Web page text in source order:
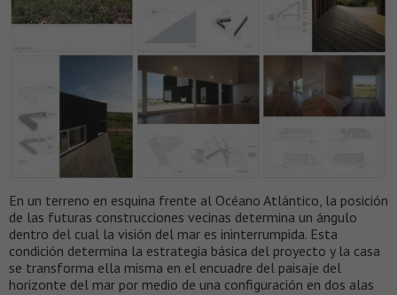
En un terreno en esquina frente al Océano Atlántico, la posición
de las futuras construcciones vecinas determina un ángulo
dentro del cual la visión del mar es ininterrumpida. Esta
condición determina la estrategia básica del proyecto y la casa
se transforma ella misma en el encuadre del paisaje del
horizonte del mar por medio de una configuración en dos alas